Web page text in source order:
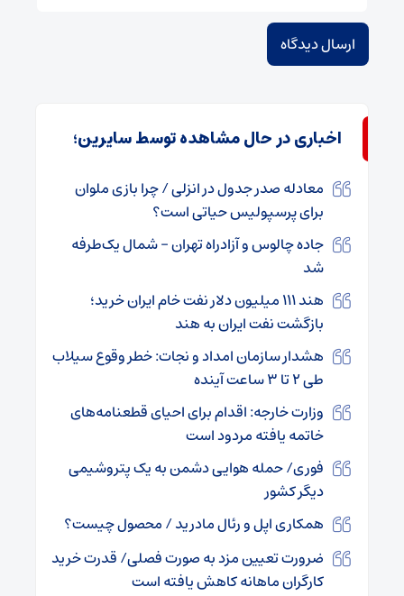
اخباری در حال مشاهده توسط سایرین؛
معادله صدر جدول در انزلی / چرا بازی ملوان
برای پرسپولیس حیاتی است؟
جاده چالوس و آزادراه تهران – شمال یک‌طرفه
شد
هند ۱۱۱ میلیون دلار نفت خام ایران خرید؛
بازگشت نفت ایران به هند
هشدار سازمان امداد و نجات: خطر وقوع سیلاب
طی ۲ تا ۳ ساعت آینده
وزارت خارجه: اقدام برای احیای قطعنامه‌های
خاتمه‌ یافته مردود است
فوری/ حمله هوایی دشمن به یک پتروشیمی
دیگر کشور
همکاری اپل و رئال مادرید / محصول چیست؟
ضرورت تعیین مزد به صورت فصلی/ قدرت خرید
کارگران ماهانه کاهش یافته است